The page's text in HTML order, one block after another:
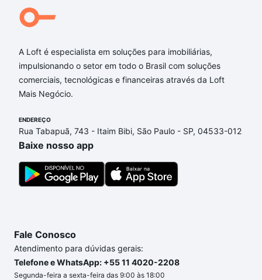
Sorocaba, SP ideal para você na Loft.
Qual o preço de Apartamentos com 1 quarto à
Aqui na Loft temos a oferta ideal para você, com
Apartamentos com 1 quarto à venda em Jardim
Rosália Alcolea, Sorocaba, SP que custam a partir
imobiliário as parcelas podem se adequar ao seu
orçamento. Se ainda tem alguma dúvida dos custos
envolvidos no processo de compra, veja em nosso
portal quanto custa comprar um apartamento
conte com a gente para comprar o imóvel dos seus
A Loft é especialista em soluções para imobiliárias,
impulsionando o setor em todo o Brasil com soluções
comerciais, tecnológicas e financeiras através da Loft
Mais Negócio.
ENDEREÇO
Rua Tabapuã, 743 - Itaim Bibi, São Paulo - SP, 04533-012
Baixe nosso app
Fale Conosco
Atendimento para dúvidas gerais:
Telefone e WhatsApp: +55 11 4020-2208
Segunda-feira a sexta-feira das 9:00 às 18:00